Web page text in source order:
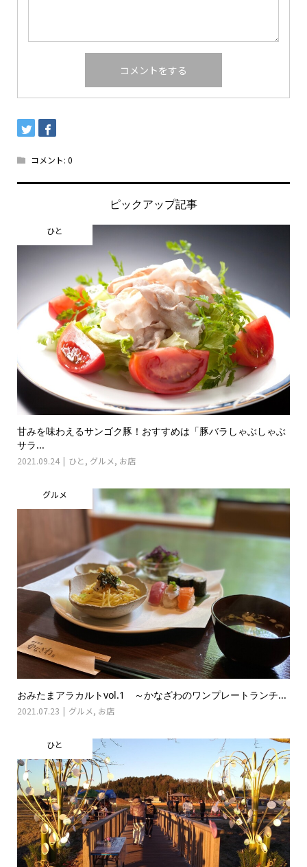
コメント: 0
ピックアップ記事
ひと
甘みを味わえるサンゴク豚！おすすめは「豚バラしゃぶしゃぶ
サラ...
2021.09.24 ひと , グルメ, お店
グルメ
おみたまアラカルトvol.1 ～かなざわのワンプレートランチ...
2021.07.23 グルメ, お店
ひと